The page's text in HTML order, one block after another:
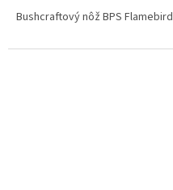
Bushcraftový nôž BPS Flamebird